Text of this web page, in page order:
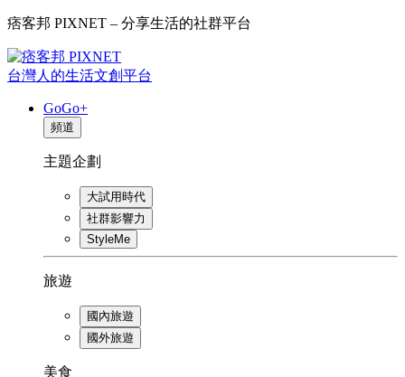
痞客邦 PIXNET – 分享生活的社群平台
台灣人的生活文創平台
GoGo+
頻道
主題企劃
大試用時代
社群影響力
StyleMe
旅遊
國內旅遊
國外旅遊
美食